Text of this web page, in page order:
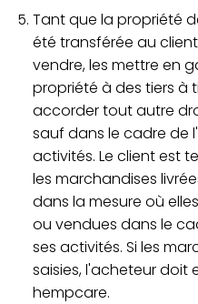
Tant que la propriété
été transférée au
vendre, les mettre en
propriété à des tiers à
accorder tout autre
sauf dans le cadre de
activités. Le client est
les marchandises
dans la mesure où
ou vendues dans le
ses activités. Si les
saisies, l'acheteur doit
hempcare.